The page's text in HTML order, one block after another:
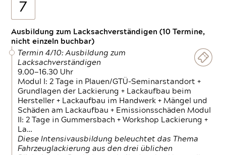
7
Ausbildung zum Lacksachverständigen (10 Termine,
nicht einzeln buchbar)
Termin 4/10: Ausbildung zum
Lacksachverständigen
9.00—16.30 Uhr
Modul I: 2 Tage in Plauen/GTÜ-Seminarstandort +
Grundlagen der Lackierung + Lackaufbau beim
Hersteller + Lackaufbau im Handwerk + Mängel und
Schäden am Lackaufbau + Emissionsschäden Modul
II: 2 Tage in Gummersbach + Workshop Lackierung +
La…
Diese Intensivausbildung beleuchtet das Thema
Fahrzeuglackierung aus den drei üblichen